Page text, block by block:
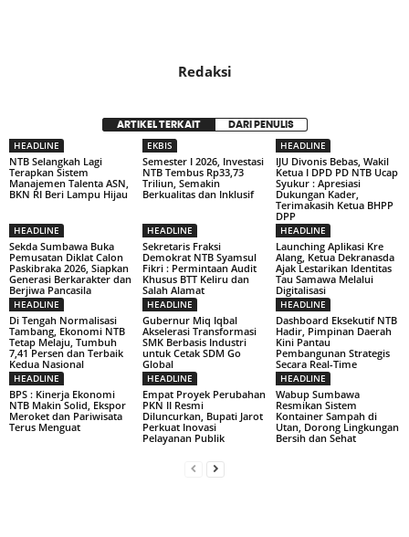
Redaksi
ARTIKEL TERKAIT DARI PENULIS
HEADLINE
NTB Selangkah Lagi
Terapkan Sistem
Manajemen Talenta ASN,
BKN RI Beri Lampu Hijau
EKBIS
Semester I 2026, Investasi
NTB Tembus Rp33,73
Triliun, Semakin
Berkualitas dan Inklusif
HEADLINE
IJU Divonis Bebas, Wakil
Ketua I DPD PD NTB Ucap
Syukur : Apresiasi
Dukungan Kader,
Terimakasih Ketua BHPP
DPP
HEADLINE
Sekda Sumbawa Buka
Pemusatan Diklat Calon
Paskibraka 2026, Siapkan
Generasi Berkarakter dan
Berjiwa Pancasila
HEADLINE
Sekretaris Fraksi
Demokrat NTB Syamsul
Fikri : Permintaan Audit
Khusus BTT Keliru dan
Salah Alamat
HEADLINE
Launching Aplikasi Kre
Alang, Ketua Dekranasda
Ajak Lestarikan Identitas
Tau Samawa Melalui
Digitalisasi
HEADLINE
Di Tengah Normalisasi
Tambang, Ekonomi NTB
Tetap Melaju, Tumbuh
7,41 Persen dan Terbaik
Kedua Nasional
HEADLINE
Gubernur Miq Iqbal
Akselerasi Transformasi
SMK Berbasis Industri
untuk Cetak SDM Go
Global
HEADLINE
Dashboard Eksekutif NTB
Hadir, Pimpinan Daerah
Kini Pantau
Pembangunan Strategis
Secara Real-Time
HEADLINE
BPS : Kinerja Ekonomi
NTB Makin Solid, Ekspor
Meroket dan Pariwisata
Terus Menguat
HEADLINE
Empat Proyek Perubahan
PKN II Resmi
Diluncurkan, Bupati Jarot
Perkuat Inovasi
Pelayanan Publik
HEADLINE
Wabup Sumbawa
Resmikan Sistem
Kontainer Sampah di
Utan, Dorong Lingkungan
Bersih dan Sehat